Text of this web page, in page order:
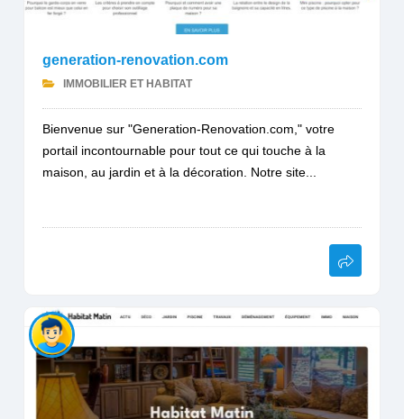
generation-renovation.com
IMMOBILIER ET HABITAT
Bienvenue sur "Generation-Renovation.com," votre
portail incontournable pour tout ce qui touche à la
maison, au jardin et à la décoration. Notre site...